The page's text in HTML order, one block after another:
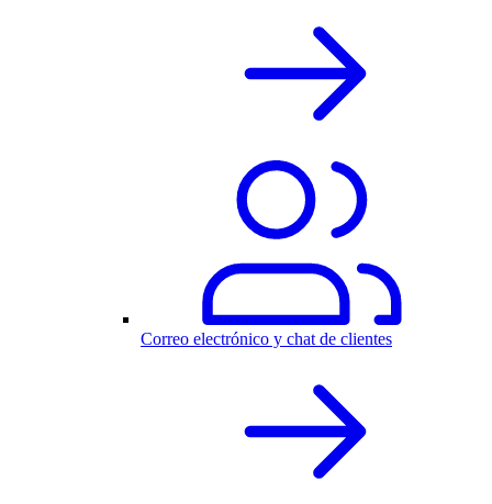
Correo electrónico y chat de clientes